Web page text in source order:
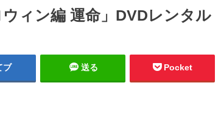
ィン編 運命」DVDレンタル
ブ 送る Pocket